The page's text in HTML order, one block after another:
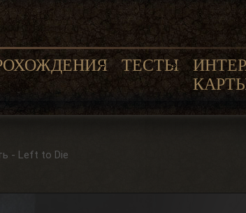
ТЕСТЫ
- Left to Die